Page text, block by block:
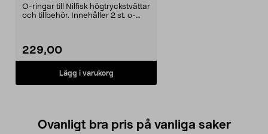
O-ringar till Nilfisk högtryckstvättar
och tillbehör. Innehåller 2 st. o-
229,00
Lägg i varukorg
Ovanligt bra pris på vanliga saker